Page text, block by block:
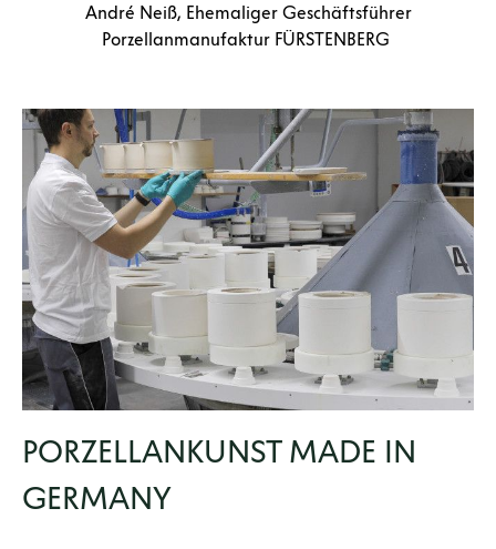
André Neiß, Ehemaliger Geschäftsführer
Porzellanmanufaktur FÜRSTENBERG
PORZELLANKUNST MADE IN
GERMANY